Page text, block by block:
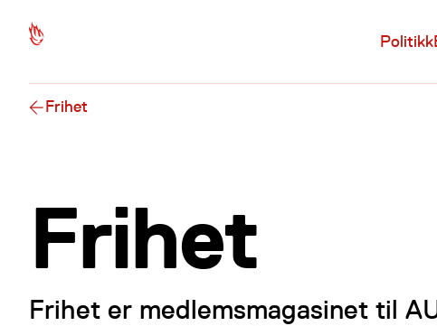
Politikk
Frihet
Frihet
Frihet er medlemsmagasinet til